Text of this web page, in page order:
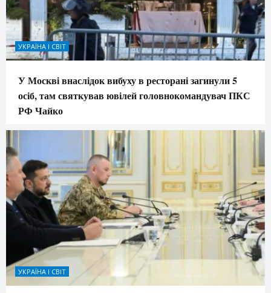
УКРАЇНА І СВІТ
У Москві внаслідок вибуху в ресторані загинули 5
осіб, там святкував ювілей головнокомандувач ПКС
РФ Чайко
УКРАЇНА І СВІТ